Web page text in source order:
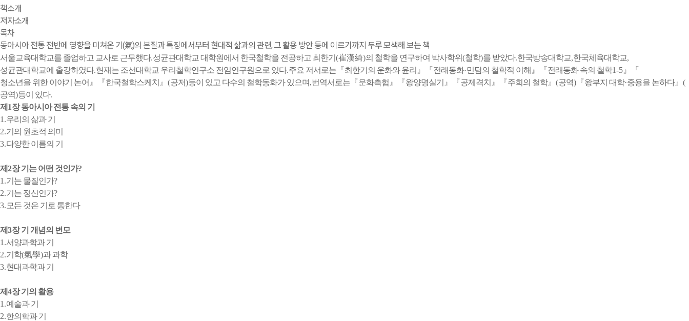
책소개
저자소개
목차
동아시아 전통 전반에 영향을 미쳐온 기(氣)의 본질과 특징에서부터 현대적 삶과의 관련, 그 활용 방안 등에 이르기까지 두루 모색해 보는 책
서울교육대학교를 졸업하고 교사로 근무했다.성균관대학교 대학원에서 한국철학을 전공하고 최한기 (崔漢綺)의 철학을 연구하여 박사학위(철학)를 받았다.한국방송대학교,한국체육대학교,
성균관대학교에 출강하였다.현재는 조선대학교 우리철학연구소 전임연구원으로 있다.주요 저서로는 『최한기의 운화와 윤리 』『전래동화·민담의 철학적 이해 』『전래동화 속의 철학1-5 』『
청소년을 위한 이야기 논어 』『한국철학스케치 』 (공저)등이 있고 다수의 철학동화가 있으며,번역서로는 『운화측험 』『왕양명실기 』『공제격치 』『주희의 철학』 (공역) 『왕부지 대학·중용을 논하다』 (
공역)등이 있다.
제 1장 동아시아 전통 속의 기
1.우리의 삶과 기
2.기의 원초적 의미
3.다양한 이름의 기
제 2장 기는 어떤 것인가?
1.기는 물질인가?
2.기는 정신인가?
3. 모든 것은 기로 통한다
제 3장 기 개념의 변모
1.서양과학과 기
2.기학(氣學)과 과학
3.현대과학과 기
제 4장 기의 활용
1.예술과 기
2.한의학과 기